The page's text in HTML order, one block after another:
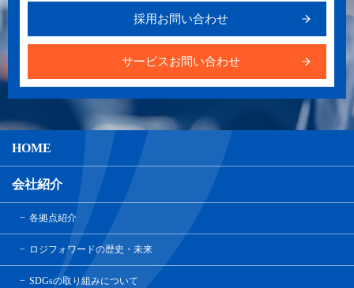
採用お問い合わせ
サービスお問い合わせ
HOME
会社紹介
各拠点紹介
ロジフォワードの歴史・未来
SDGsの取り組みについて